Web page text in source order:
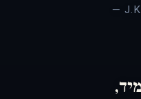
—